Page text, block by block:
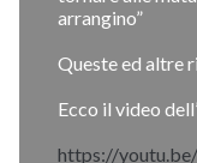
arrangino”
Queste ed altre
Ecco il video
https://